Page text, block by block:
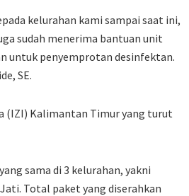
kelurahan kami sampai saat ini,
sudah menerima bantuan unit
untuk penyemprotan desinfektan.
SE.
(IZI) Kalimantan Timur yang turut
sama di 3 kelurahan, yakni
Total paket yang diserahkan